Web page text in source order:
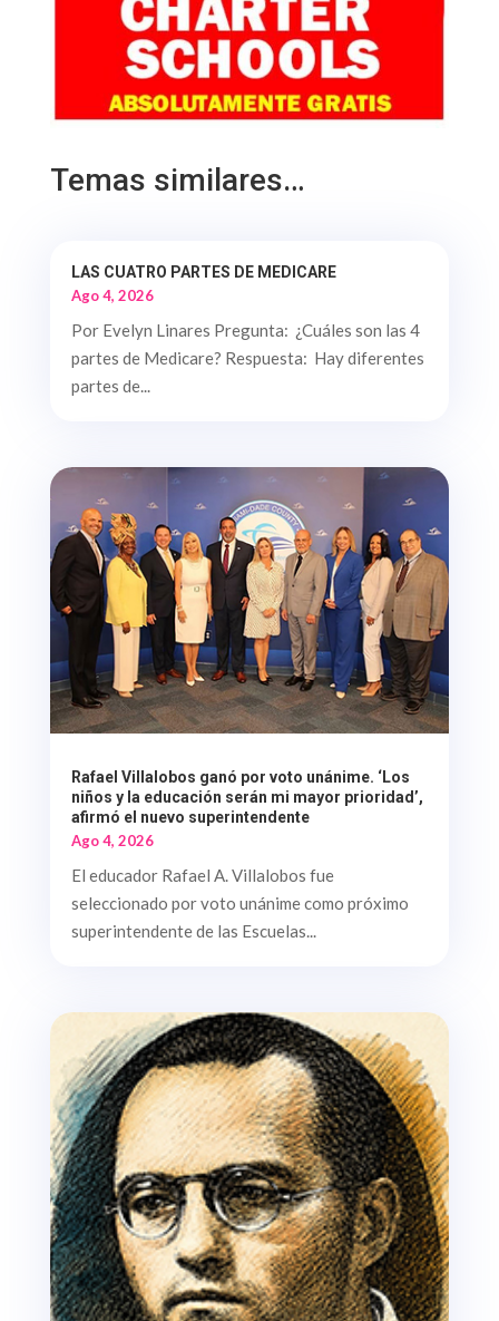
Temas similares…
LAS CUATRO PARTES DE MEDICARE
Ago 4, 2026
Por Evelyn Linares Pregunta: ¿Cuáles son las 4
partes de Medicare? Respuesta: Hay diferentes
partes de...
Rafael Villalobos ganó por voto unánime. ‘Los
niños y la educación serán mi mayor prioridad’,
afirmó el nuevo superintendente
Ago 4, 2026
El educador Rafael A. Villalobos fue
seleccionado por voto unánime como próximo
superintendente de las Escuelas...